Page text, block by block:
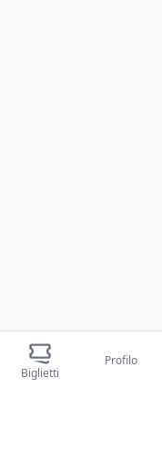
Biglietti
Profilo